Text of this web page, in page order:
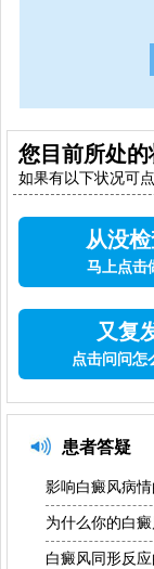
您目前所处的
如果有以下状况可
从没
马上点击
又复
点击问问怎
患者答疑
影响白癜风病
为什么你的白
白癜风同形反